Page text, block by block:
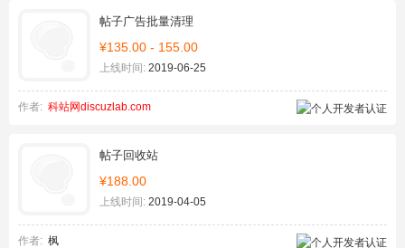
帖子广告批量清理
¥135.00 - 155.00
上线时间: 2019-06-25
作者: 科站网discuzlab.com
帖子回收站
¥188.00
上线时间: 2019-04-05
作者: 枫